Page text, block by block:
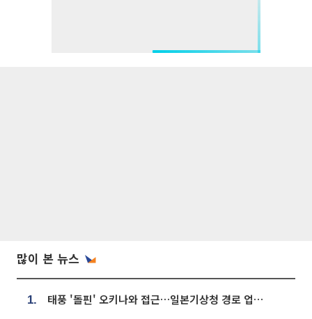
많이 본 뉴스
1. 태풍 '돌핀' 오키나와 접근…일본기상청 경로 업데이트